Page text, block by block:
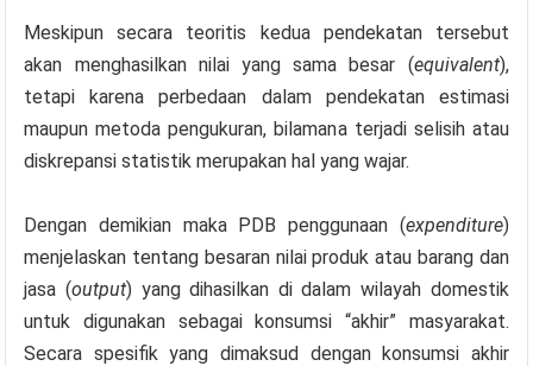
Meskipun secara teoritis kedua pendekatan tersebut
akan menghasilkan nilai yang sama besar (equivalent),
tetapi karena perbedaan dalam pendekatan estimasi
maupun metoda pengukuran, bilamana terjadi selisih atau
diskrepansi statistik merupakan hal yang wajar.
Dengan demikian maka PDB penggunaan (expenditure)
menjelaskan tentang besaran nilai produk atau barang dan
jasa (output) yang dihasilkan di dalam wilayah domestik
untuk digunakan sebagai konsumsi “akhir” masyarakat.
Secara spesifik yang dimaksud dengan konsumsi akhir